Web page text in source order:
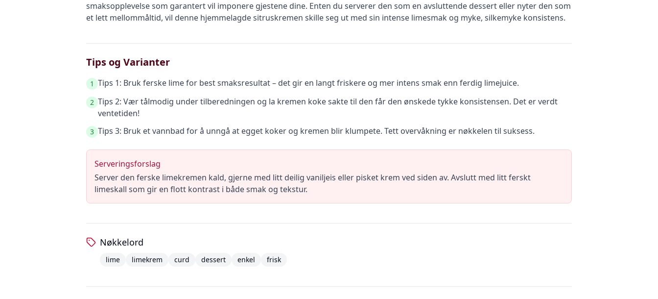
smaksopplevelse som garantert vil imponere gjestene dine. Enten du serverer den som en avsluttende dessert eller nyter den som
et lett mellommåltid, vil denne hjemmelagde sitruskremen skille seg ut med sin intense limesmak og myke, silkemyke konsistens.
Tips og Varianter
1 Tips 1: Bruk ferske lime for best smaksresultat – det gir en langt friskere og mer intens smak enn ferdig limejuice.
2 Tips 2: Vær tålmodig under tilberedningen og la kremen koke sakte til den får den ønskede tykke konsistensen. Det er verdt
ventetiden!
3 Tips 3: Bruk et vannbad for å unngå at egget koker og kremen blir klumpete. Tett overvåkning er nøkkelen til suksess.
Serveringsforslag
Server den ferske limekremen kald, gjerne med litt deilig vaniljeis eller pisket krem ved siden av. Avslutt med litt ferskt
limeskall som gir en flott kontrast i både smak og tekstur.
Nøkkelord
lime limekrem curd dessert enkel frisk